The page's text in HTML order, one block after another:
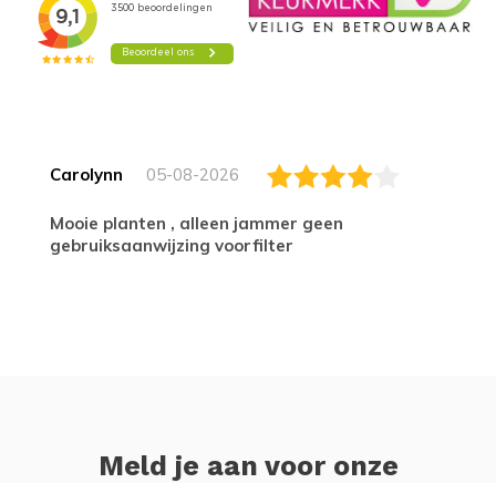
Carolynn 05-08-2026
Mooie planten , alleen jammer geen
gebruiksaanwijzing voorfilter
Meld je aan voor onze